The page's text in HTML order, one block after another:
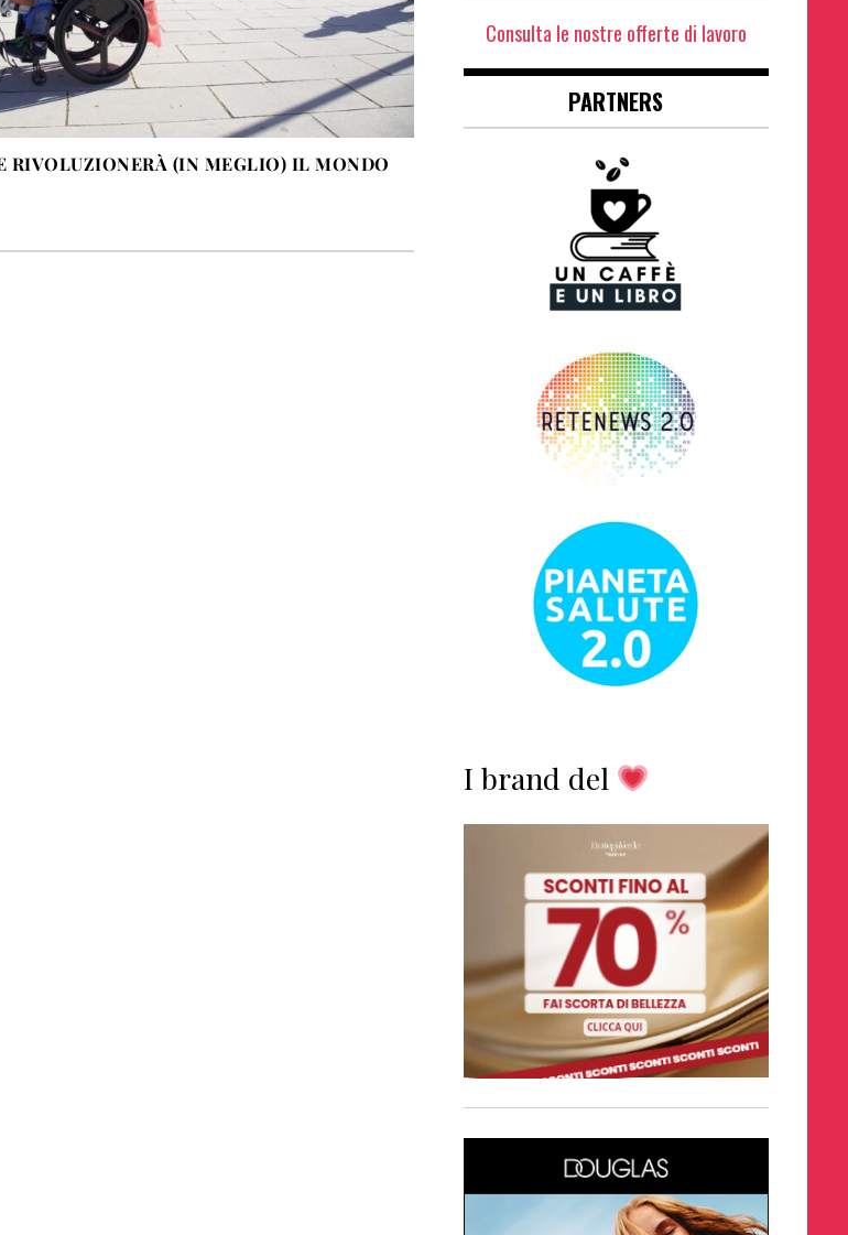
RIVOLUZIONERÀ (IN MEGLIO) IL MONDO
Consulta le nostre offerte di lavoro
PARTNERS
I brand del